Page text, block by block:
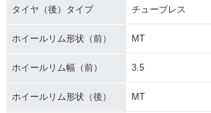
タイヤ（後）タイプ チューブレス
ホイールリム形状（前） MT
ホイールリム幅（前） 3.5
ホイールリム形状（後） MT